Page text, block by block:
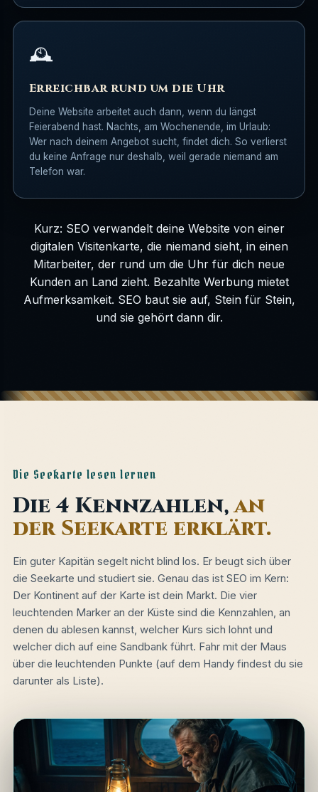
🕰️
Erreichbar rund um die Uhr
Deine Website arbeitet auch dann, wenn du längst
Feierabend hast. Nachts, am Wochenende, im Urlaub:
Wer nach deinem Angebot sucht, findet dich. So verlierst
du keine Anfrage nur deshalb, weil gerade niemand am
Telefon war.
Kurz: SEO verwandelt deine Website von einer
digitalen Visitenkarte, die niemand sieht, in einen
Mitarbeiter, der rund um die Uhr für dich neue
Kunden an Land zieht. Bezahlte Werbung mietet
Aufmerksamkeit. SEO baut sie auf, Stein für Stein,
und sie gehört dann dir.
Die Seekarte lesen lernen
Die 4 Kennzahlen,an
der Seekarte erklärt.
Ein guter Kapitän segelt nicht blind los. Er beugt sich über
die Seekarte und studiert sie. Genau das ist SEO im Kern:
Der Kontinent auf der Karte ist dein Markt. Die vier
leuchtenden Marker an der Küste sind die Kennzahlen, an
denen du ablesen kannst, welcher Kurs sich lohnt und
welcher dich auf eine Sandbank führt. Fahr mit der Maus
über die leuchtenden Punkte (auf dem Handy findest du sie
darunter als Liste).